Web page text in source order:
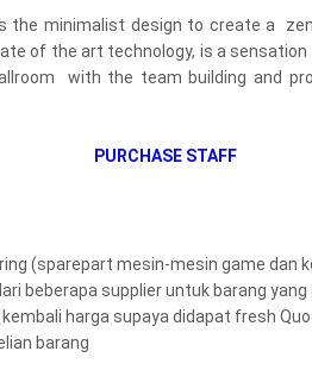
the minimalist design to create a
of the art technology, is a sensation
with the team building and
PURCHASE STAFF
(sparepart mesin-mesin game dan
beberapa supplier untuk barang yang
harga supaya didapat fresh
barang